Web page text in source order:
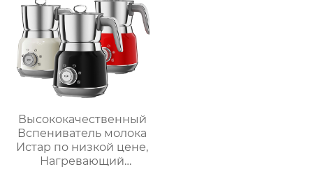
Высококачественный
Вспениватель молока
Истар по низкой цене,
Нагревающий